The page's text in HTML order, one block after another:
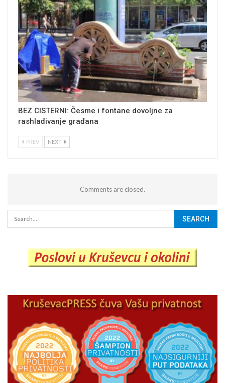
BEZ CISTERNI: Česme i fontane dovoljne za
rashlađivanje građana
PREV NEXT
Comments are closed.